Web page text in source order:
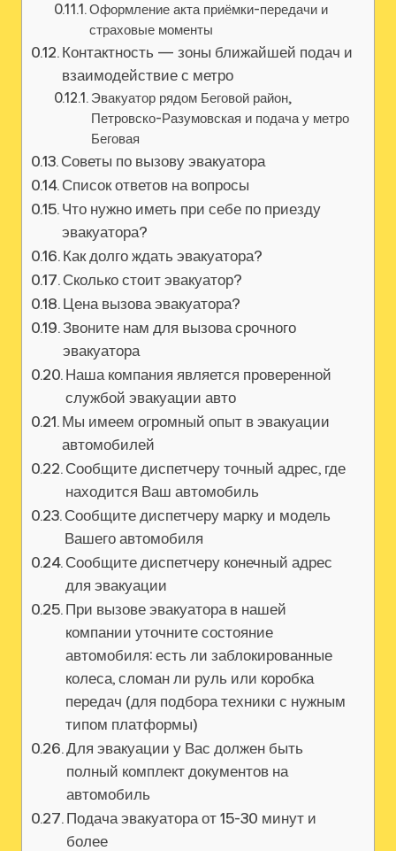
Оформление акта приёмки-передачи и
страховые моменты
Контактность — зоны ближайшей подач и
взаимодействие с метро
Эвакуатор рядом Беговой район,
Петровско-Разумовская и подача у метро
Беговая
Советы по вызову эвакуатора
Список ответов на вопросы
Что нужно иметь при себе по приезду
эвакуатора?
Как долго ждать эвакуатора?
Сколько стоит эвакуатор?
Цена вызова эвакуатора?
Звоните нам для вызова срочного
эвакуатора
Наша компания является проверенной
службой эвакуации авто
Мы имеем огромный опыт в эвакуации
автомобилей
Сообщите диспетчеру точный адрес, где
находится Ваш автомобиль
Сообщите диспетчеру марку и модель
Вашего автомобиля
Сообщите диспетчеру конечный адрес
для эвакуации
При вызове эвакуатора в нашей
компании уточните состояние
автомобиля: есть ли заблокированные
колеса, сломан ли руль или коробка
передач (для подбора техники с нужным
типом платформы)
Для эвакуации у Вас должен быть
полный комплект документов на
автомобиль
Подача эвакуатора от 15-30 минут и
более